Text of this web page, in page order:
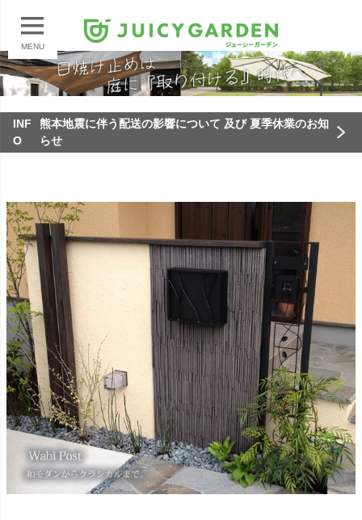
MENU
INF
O
熊本地震に伴う配送の影響について 及び 夏季休業のお知
らせ